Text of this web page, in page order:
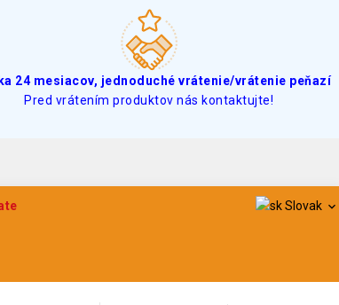
24 mesiacov, jednoduché vrátenie/vrátenie peňazí
Pred vrátením produktov nás kontaktujte!
Slovak 